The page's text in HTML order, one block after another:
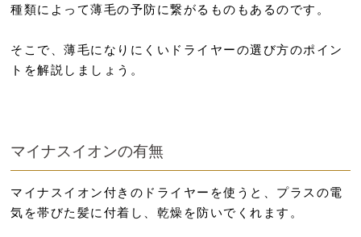
種類によって薄毛の予防に繋がるものもあるのです。
そこで、薄毛になりにくいドライヤーの選び方のポイン
トを解説しましょう。
マイナスイオンの有無
マイナスイオン付きのドライヤーを使うと、プラスの電
気を帯びた髪に付着し、乾燥を防いでくれます。